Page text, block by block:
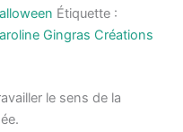
Étiquette :
Gingras Créations
le sens de la